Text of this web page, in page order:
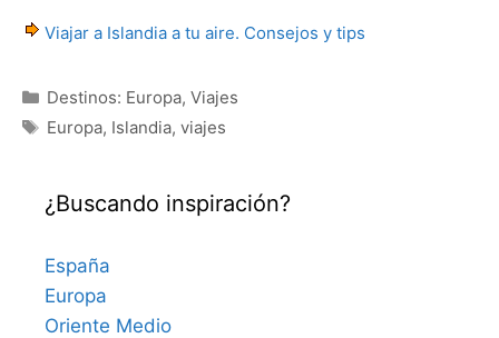
Viajar a Islandia a tu aire. Consejos y tips
Categorías
Destinos: Europa, Viajes
Etiquetas
Europa, Islandia, viajes
¿Buscando inspiración?
España
Europa
Oriente Medio